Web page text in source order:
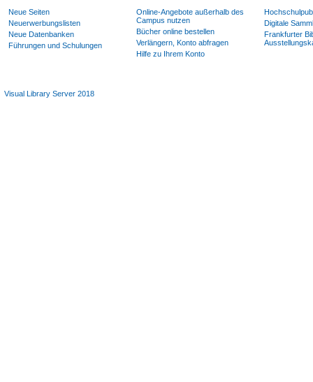
Neue Seiten
Neuerwerbungslisten
Neue Datenbanken
Führungen und Schulungen
Online-Angebote außerhalb des
Campus nutzen
Bücher online bestellen
Verlängern, Konto abfragen
Hilfe zu Ihrem Konto
Digitale
Frankfurter
Visual Library Server 2018